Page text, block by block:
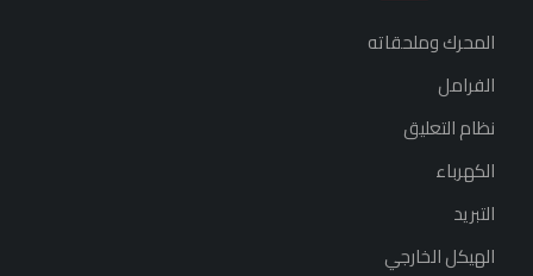
المحرك وملحقاته
الفرامل
نظام التعليق
الكهرباء
التبريد
الهيكل الخارجي